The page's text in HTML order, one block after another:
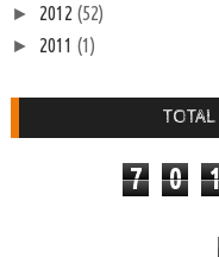
► 2012 (52)
► 2011 (1)
7 0